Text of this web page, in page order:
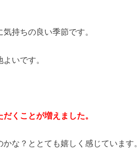
持ちの良い季節です。
いです。
くことが増えました。
な？ととても嬉しく感じています。